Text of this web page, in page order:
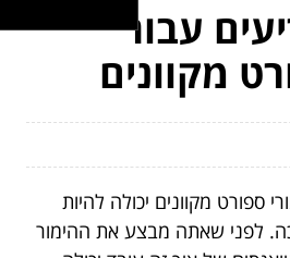
עבור
מקוונים
ספורט מקוונים יכולה להיות
לפני שאתה מבצע את ההימור